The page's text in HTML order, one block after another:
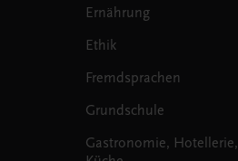
Ernährung
Ethik
Fremdsprachen
Grundschule
Gastronomie, Hotellerie,